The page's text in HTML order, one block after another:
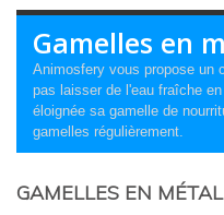
Gamelles en
Animosfery vous propose un
pas laisser de l'eau fraîche
éloignée sa gamelle de
gamelles régulièrement.
GAMELLES EN MÉTAL